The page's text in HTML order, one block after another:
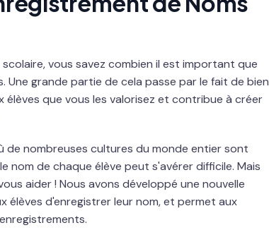
vous savez combien il est important que
Une grande partie de cela passe par le fait de bien
que vous les valorisez et contribue à créer
de nombreuses cultures du monde entier sont
de chaque élève peut s'avérer difficile. Mais
aider ! Nous avons développé une nouvelle
d'enregistrer leur nom, et permet aux